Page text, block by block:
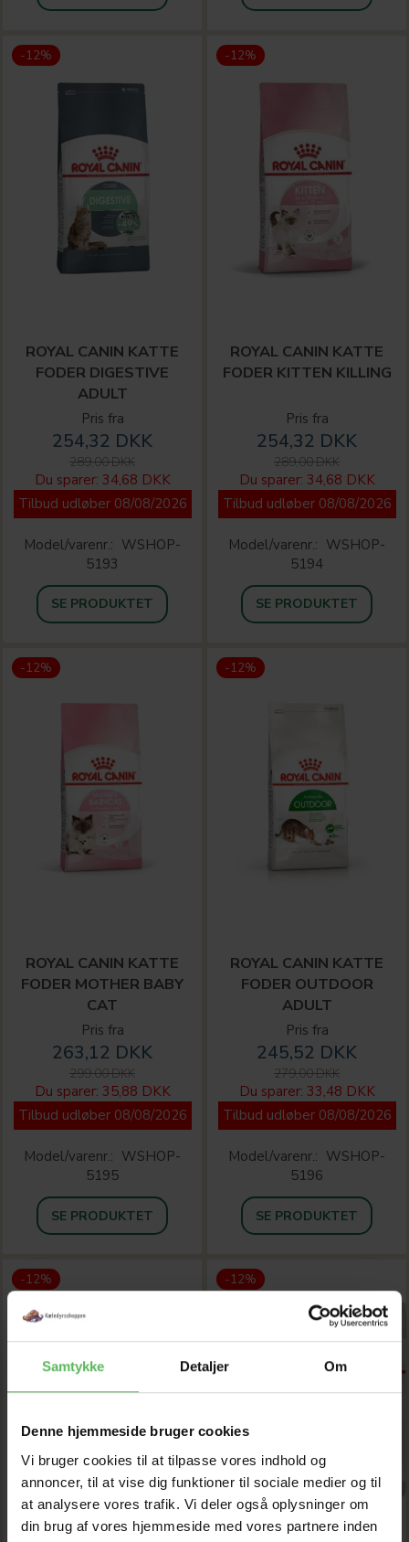
Samtykke Detaljer Om
Denne hjemmeside bruger cookies
Vi bruger cookies til at tilpasse vores indhold og
annoncer, til at vise dig funktioner til sociale medier og til
at analysere vores trafik. Vi deler også oplysninger om
din brug af vores hjemmeside med vores partnere inden
-12%
ROYAL CANIN KATTE
FODER DIGESTIVE
ADULT
Pris fra
254,32 DKK
289,00 DKK
Du sparer: 34,68 DKK
Tilbud udløber 08/08/2026
Model/varenr.: WSHOP-
5193
SE PRODUKTET
-12%
ROYAL CANIN KATTE
FODER KITTEN KILLING
Pris fra
254,32 DKK
289,00 DKK
Du sparer: 34,68 DKK
Tilbud udløber 08/08/2026
Model/varenr.: WSHOP-
5194
SE PRODUKTET
-12%
ROYAL CANIN KATTE
FODER MOTHER BABY
CAT
Pris fra
263,12 DKK
299,00 DKK
Du sparer: 35,88 DKK
Tilbud udløber 08/08/2026
Model/varenr.: WSHOP-
5195
SE PRODUKTET
-12%
ROYAL CANIN KATTE
FODER OUTDOOR
ADULT
Pris fra
245,52 DKK
279,00 DKK
Du sparer: 33,48 DKK
Tilbud udløber 08/08/2026
Model/varenr.: WSHOP-
5196
SE PRODUKTET
-12% -12%